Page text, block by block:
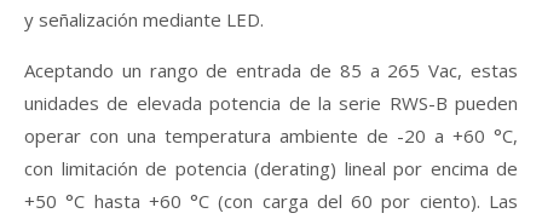
y señalización mediante LED.
Aceptando un rango de entrada de 85 a 265 Vac, estas
unidades de elevada potencia de la serie RWS-B pueden
operar con una temperatura ambiente de -20 a +60 °C,
con limitación de potencia (derating) lineal por encima de
+50 °C hasta +60 °C (con carga del 60 por ciento). Las